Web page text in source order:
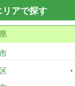
リアで探す
・